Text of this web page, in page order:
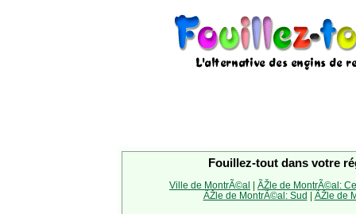
Fouillez-tout dans votre
Ville de MontrÃ©al | ÃŽle de MontrÃ©al:
ÃŽle de MontrÃ©al: Sud | ÃŽle de